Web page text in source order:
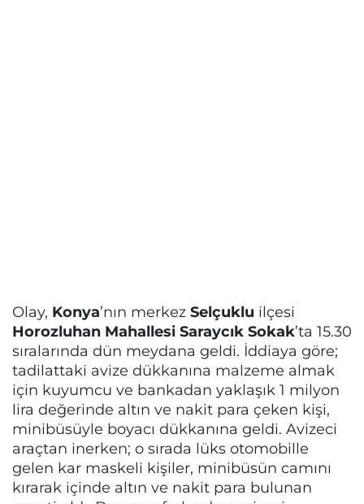
Olay, Konya’nın merkez Selçuklu ilçesi
Horozluhan Mahallesi Saraycık Sokak’ta 15.30
sıralarında dün meydana geldi. İddiaya göre;
tadilattaki avize dükkanına malzeme almak
için kuyumcu ve bankadan yaklaşık 1 milyon
lira değerinde altın ve nakit para çeken kişi,
minibüsüyle boyacı dükkanına geldi. Avizeci
araçtan inerken; o sırada lüks otomobille
gelen kar maskeli kişiler, minibüsün camını
kırarak içinde altın ve nakit para bulunan